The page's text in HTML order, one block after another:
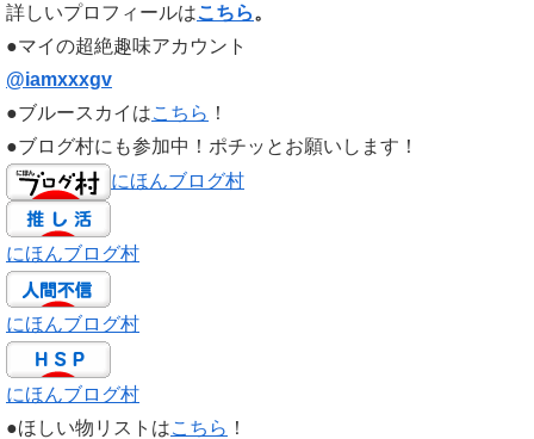
詳しいプロフィールはこちら。
●マイの超絶趣味アカウント
@iamxxxgv
●ブルースカイはこちら ！
●ブログ村にも参加中！ポチッとお願いします！
にほんブログ村
にほんブログ村
にほんブログ村
にほんブログ村
●ほしい物リストはこちら ！